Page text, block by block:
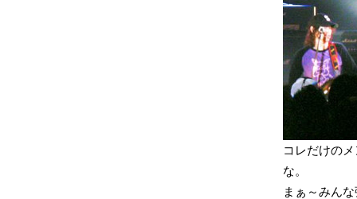
コレだけの
な。
まぁ～みん